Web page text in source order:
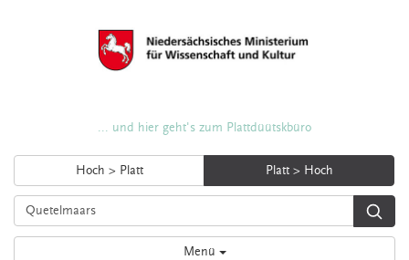
... und hier geht's zum Plattdüütskbüro
Hoch > Platt Platt > Hoch
Menü